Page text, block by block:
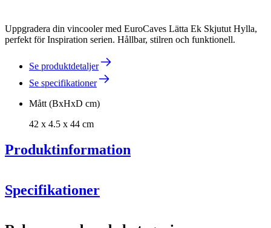
Uppgradera din vincooler med EuroCaves Lätta Ek Skjutut Hylla,
perfekt för Inspiration serien. Hållbar, stilren och funktionell.
Se produktdetaljer
Se specifikationer
Mått (BxHxD cm)
42 x 4.5 x 44 cm
Produktinformation
Inspiration EuroCave
Specifikationer